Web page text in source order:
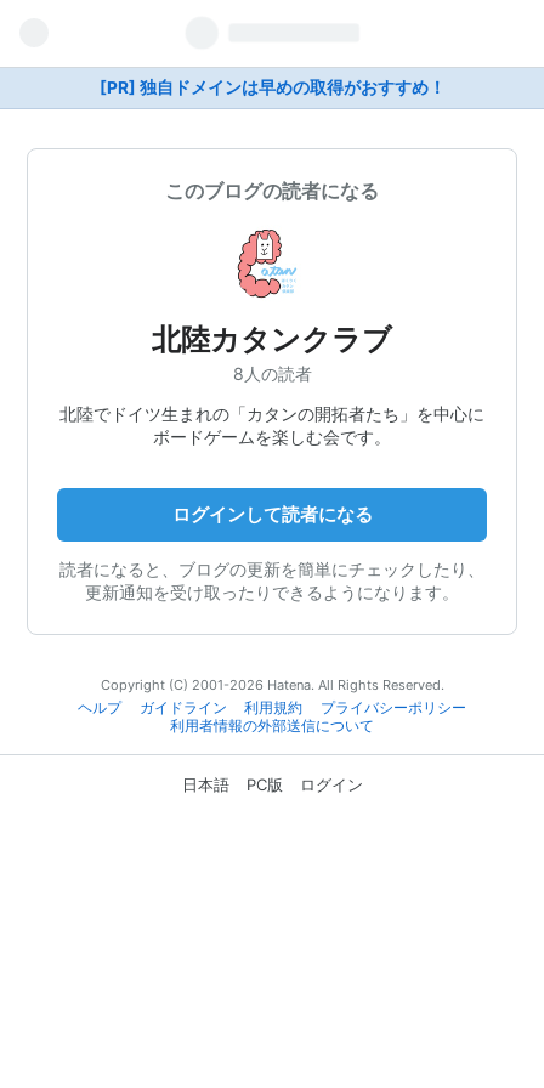
[PR] 独自ドメインは早めの取得がおすすめ！
このブログの読者になる
北陸カタンクラブ
8人の読者
北陸でドイツ生まれの「カタンの開拓者たち」を中心に
ボードゲームを楽しむ会です。
ログインして読者になる
読者になると、ブログの更新を簡単にチェックしたり、
更新通知を受け取ったりできるようになります。
Copyright (C) 2001-2026 Hatena. All Rights Reserved.
ヘルプ
ガイドライン 利用規約
プライバシーポリシー
利用者情報の外部送信について
日本語 PC版 ログイン